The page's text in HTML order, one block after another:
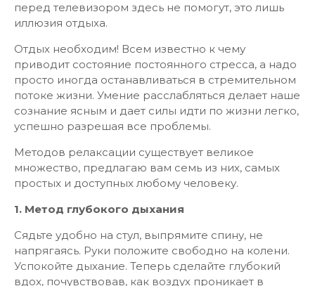
перед телевизором здесь не помогут, это лишь
иллюзия отдыха.
Отдых необходим! Всем известно к чему
приводит состояние постоянного стресса, а надо
просто иногда останавливаться в стремительном
потоке жизни. Умение расслабляться делает наше
сознание ясным и дает силы идти по жизни легко,
успешно разрешая все проблемы.
Методов релаксации существует великое
множество, предлагаю вам семь из них, самых
простых и доступных любому человеку.
1. Метод глубокого дыхания
Сядьте удобно на стул, выпрямите спину, не
напрягаясь. Руки положите свободно на колени.
Успокойте дыхание. Теперь сделайте глубокий
вдох, почувствовав, как воздух проникает в